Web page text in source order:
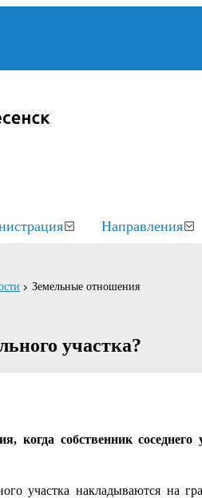
Направления
Земельные отношения
участка?
собственник соседнего
участка накладываются на